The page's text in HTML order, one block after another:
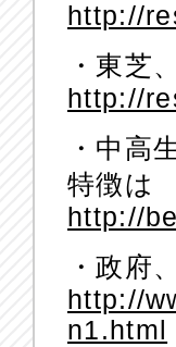
http://
・東芝
http://
・中高
特徴は
http://
・政府
http://
n1.html